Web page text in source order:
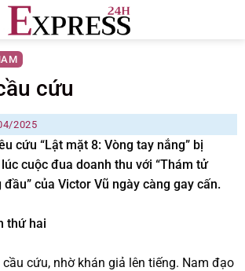
cứu
2025
cứu “Lật mặt 8: Vòng tay nắng” bị
cuộc đua doanh thu với “Thám tử
đầu” của Victor Vũ ngày càng gay cấn.
thứ hai
cứu, nhờ khán giả lên tiếng. Nam đạo